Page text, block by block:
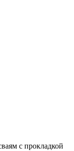
с прокладкой